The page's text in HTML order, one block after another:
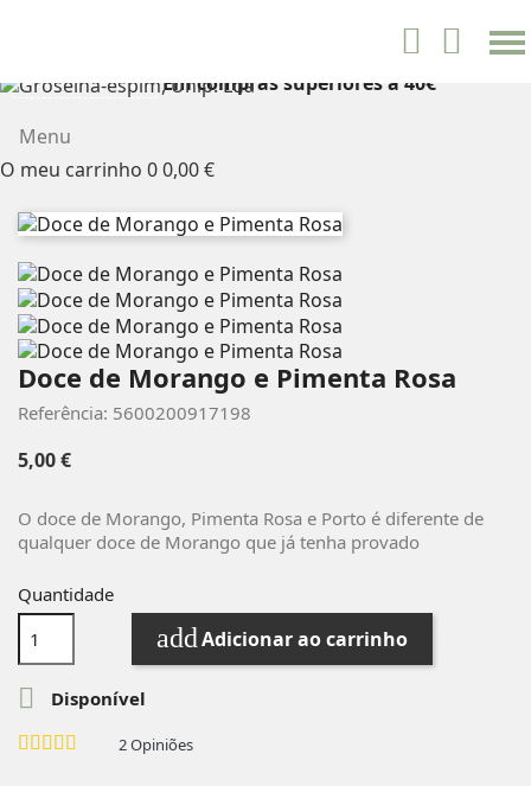
PORTES GRÁTIS Em compras superiores a 40€
Menu
O meu carrinho 00,00 €
Doce de Morango e Pimenta Rosa
Referência: 5600200917198
5,00 €
O doce de Morango, Pimenta Rosa e Porto é diferente de
qualquer doce de Morango que já tenha provado
Quantidade
addAdicionar ao carrinho
 Disponível
2Opiniões
 